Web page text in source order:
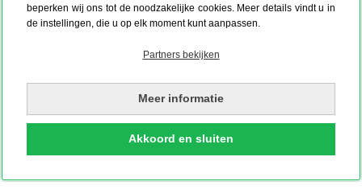
beperken wij ons tot de noodzakelijke cookies. Meer details vindt u in
de instellingen, die u op elk moment kunt aanpassen.
Partners bekijken
Meer informatie
Akkoord en sluiten